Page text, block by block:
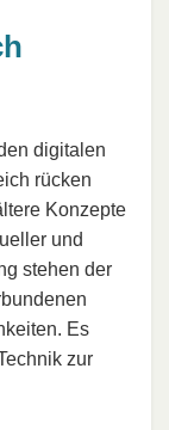
digitalen
rücken
Konzepte
und
stehen der
Es
zur